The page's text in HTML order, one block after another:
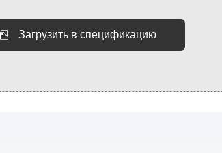
Загрузить в спецификацию